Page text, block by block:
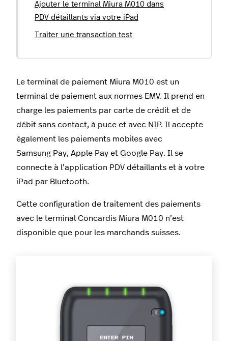
Ajouter le terminal Miura M010 dans
PDV détaillants via votre iPad
Traiter une transaction test
Le terminal de paiement Miura M010 est un
terminal de paiement aux normes EMV. Il prend en
charge les paiements par carte de crédit et de
débit sans contact, à puce et avec NIP. Il accepte
également les paiements mobiles avec
Samsung Pay, Apple Pay et Google Pay. Il se
connecte à l’application PDV détaillants et à votre
iPad par Bluetooth.
Cette configuration de traitement des paiements
avec le terminal Concardis Miura M010 n’est
disponible que pour les marchands suisses.